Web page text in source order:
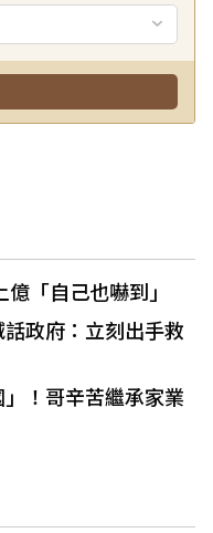
「自己也嚇到」
政府：立刻出手救
！哥辛苦繼承家業